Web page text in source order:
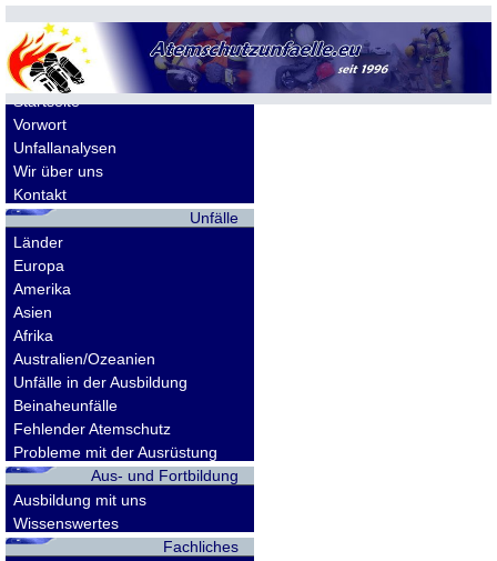
Allgemeines
Startseite
Vorwort
Unfallanalysen
Wir über uns
Kontakt
Unfälle
Länder
Europa
Amerika
Asien
Afrika
Australien/Ozeanien
Unfälle in der Ausbildung
Beinaheunfälle
Fehlender Atemschutz
Probleme mit der Ausrüstung
Aus- und Fortbildung
Ausbildung mit uns
Wissenswertes
Fachliches